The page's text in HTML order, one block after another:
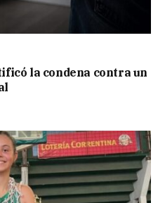
la condena contra un